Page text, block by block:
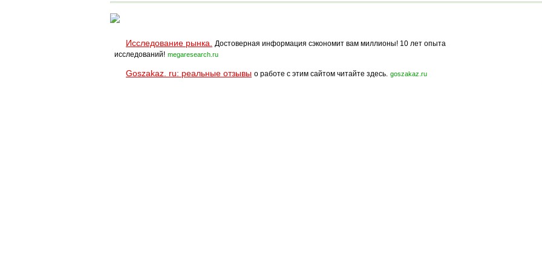
Исследование рынка.
Достоверная информация сэкономит вам миллионы! 10 лет опыта
исследований! megaresearch.ru
Goszakaz. ru: реальные отзывы о работе с этим сайтом читайте здесь. goszakaz.ru